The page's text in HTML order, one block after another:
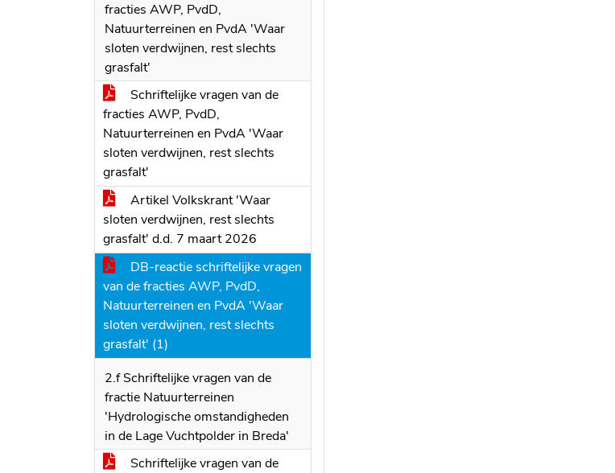
fracties AWP, PvdD,
Natuurterreinen en PvdA 'Waar
sloten verdwijnen, rest slechts
grasfalt'
Schriftelijke vragen van de
fracties AWP, PvdD,
Natuurterreinen en PvdA 'Waar
sloten verdwijnen, rest slechts
grasfalt'
Artikel Volkskrant 'Waar
sloten verdwijnen, rest slechts
grasfalt' d.d. 7 maart 2026
DB-reactie schriftelijke vragen
van de fracties AWP, PvdD,
Natuurterreinen en PvdA 'Waar
sloten verdwijnen, rest slechts
grasfalt' (1)
2.f Schriftelijke vragen van de
fractie Natuurterreinen
'Hydrologische omstandigheden
in de Lage Vuchtpolder in Breda'
Schriftelijke vragen van de